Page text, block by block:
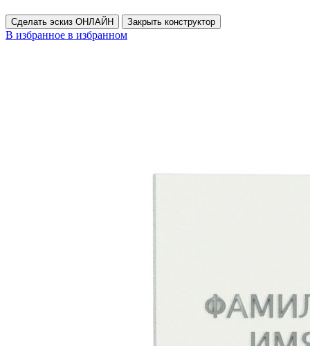
Сделать эскиз ОНЛАЙН Закрыть конструктор
В избранное в избранном